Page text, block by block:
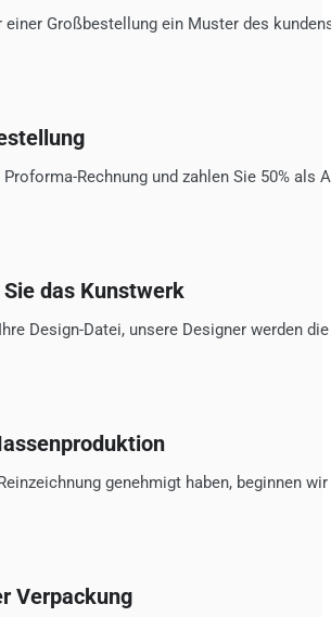
Großbestellung ein Muster des
Rechnung und zahlen Sie 50% als
das Kunstwerk
Design-Datei, unsere Designer werden
genehmigt haben, beginnen
Verpackung